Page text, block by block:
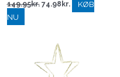
149.95kr. 74.98 kr.
KØB
NU